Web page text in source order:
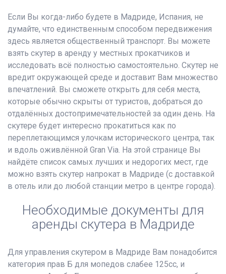
Если Вы когда-либо будете в Мадриде, Испания, не
думайте, что единственным способом передвижения
здесь является общественный транспорт. Вы можете
взять скутер в аренду у местных прокатчиков и
исследовать всё полностью самостоятельно. Скутер не
вредит окружающей среде и доставит Вам множество
впечатлений. Вы сможете открыть для себя места,
которые обычно скрыты от туристов, добраться до
отдалённых достопримечательностей за один день. На
скутере будет интересно прокатиться как по
переплетающимся улочкам исторического центра, так
и вдоль оживлённой Gran Via. На этой странице Вы
найдёте список самых лучших и недорогих мест, где
можно взять скутер напрокат в Мадриде (с доставкой
в отель или до любой станции метро в центре города).
Необходимые документы для
аренды скутера в Мадриде
Для управления скутером в Мадриде Вам понадобится
категория прав Б для мопедов слабее 125cc, и